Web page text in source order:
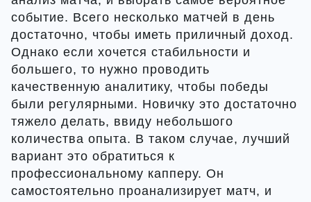
событие. Всего несколько матчей в день
достаточно, чтобы иметь приличный доход.
Однако если хочется стабильности и
большего, то нужно проводить
качественную аналитику, чтобы победы
были регулярными. Новичку это достаточно
тяжело делать, ввиду небольшого
количества опыта. В таком случае, лучший
вариант это обратиться к
профессиональному капперу. Он
самостоятельно проанализирует матч, и